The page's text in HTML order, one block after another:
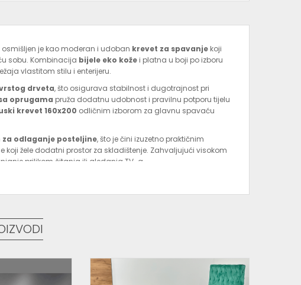
osmišljen je kao moderan i udoban krevet za spavanje koji
sobu. Kombinacija bijele eko kože i platna u boji po izboru
vlastitom stilu i enterijeru.
drveta, što osigurava stabilnost i dugotrajnost pri
oprugama pruža dodatnu udobnost i pravilnu potporu tijelu
krevet 160x200 odličnim izborom za glavnu spavaću
odlaganje posteljine, što je čini izuzetno praktičnim
koji žele dodatni prostor za skladištenje. Zahvaljujući visokom
prilikom čitanja ili gledanja TV-a.
160x200: